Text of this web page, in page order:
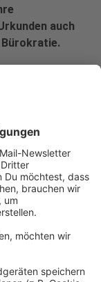
auch
(13.06.2026)
Meister